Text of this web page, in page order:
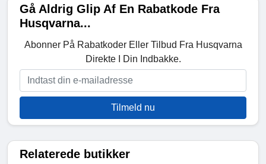
Gå Aldrig Glip Af En Rabatkode Fra
Husqvarna...
Abonner På Rabatkoder Eller Tilbud Fra Husqvarna
Direkte I Din Indbakke.
Tilmeld nu
Relaterede butikker